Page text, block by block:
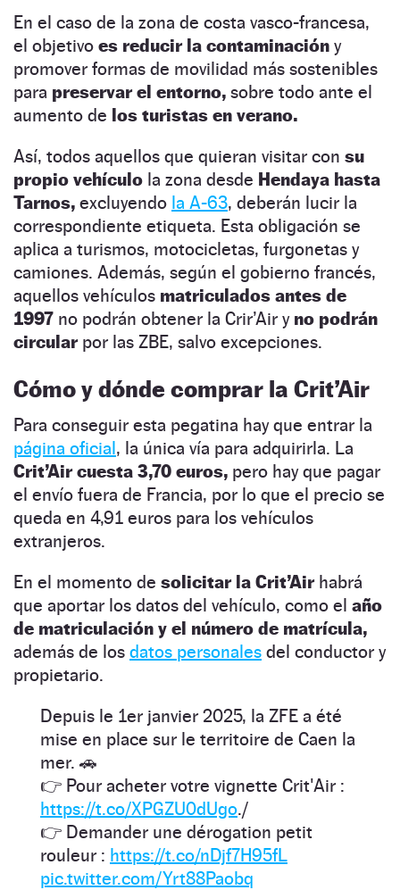
En el caso de la zona de costa vasco-francesa,
el objetivo es reducir la contaminación y
promover formas de movilidad más sostenibles
para preservar el entorno, sobre todo ante el
aumento de los turistas en verano.
Así, todos aquellos que quieran visitar con su
propio vehículo la zona desde Hendaya hasta
Tarnos, excluyendo la A-63, deberán lucir la
correspondiente etiqueta. Esta obligación se
aplica a turismos, motocicletas, furgonetas y
camiones. Además, según el gobierno francés,
aquellos vehículos matriculados antes de
1997 no podrán obtener la Crir’Air y no podrán
circularpor las ZBE, salvo excepciones.
Cómo y dónde comprar la Crit’Air
Para conseguir esta pegatina hay que entrar la
página oficial, la única vía para adquirirla. La
Crit’Air cuesta 3,70 euros, pero hay que pagar
el envío fuera de Francia, por lo que el precio se
queda en 4,91 euros para los vehículos
extranjeros.
En el momento de solicitar la Crit’Air habrá
que aportar los datos del vehículo, como el año
de matriculación y el número de matrícula,
además de los datos personales del conductor y
propietario.
Depuis le 1er janvier 2025, la ZFE a été
mise en place sur le territoire de Caen la
mer. 🚗
👉 Pour acheter votre vignette Crit'Air :
https://t.co/XPGZU0dUgo./
👉 Demander une dérogation petit
rouleur : https://t.co/nDjf7H95fL
pic.twitter.com/Yrt88Paobq